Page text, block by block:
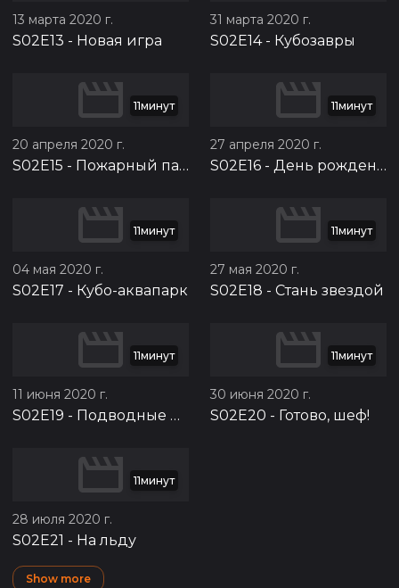
13 марта 2020 г.
S02E13 - Новая игра
31 марта 2020 г.
S02E14- Кубозавры
11минут
20 апреля 2020 г.
S02E15 - Пожарный патруль
11минут
27 апреля 2020 г.
S02E16 - День рождения Малинки
11минут
04 мая 2020 г.
S02E17 - Кубо-аквапарк
11минут
27 мая 2020 г.
S02E18 - Стань звездой
11минут
11 июня 2020 г.
S02E19 - Подводные приключения
11минут
30 июня 2020 г.
S02E20 - Готово, шеф!
11минут
28 июля 2020 г.
S02E21 - На льду
Show more